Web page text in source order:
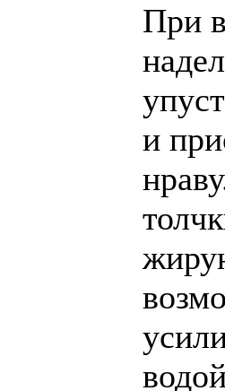
При
и